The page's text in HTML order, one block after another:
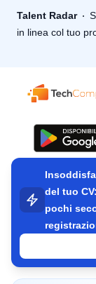
Talent Radar
in linea col tuo
del tuo
pochi